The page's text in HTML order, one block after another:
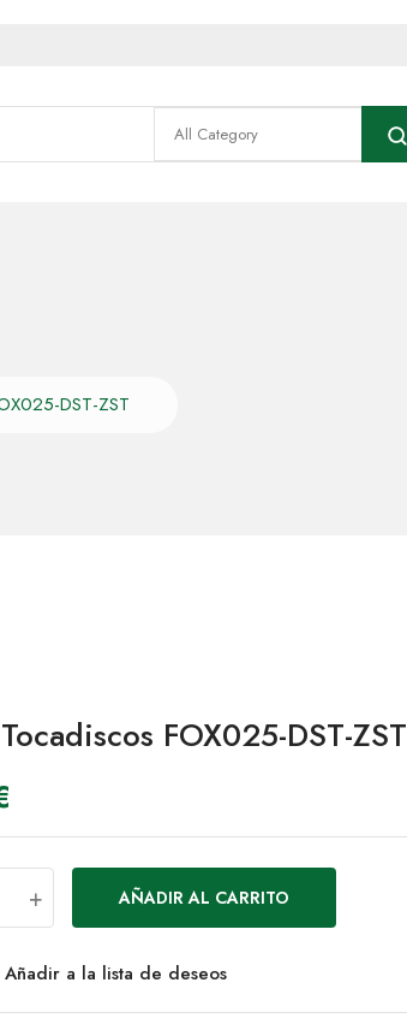
DST-ZST
FOX025-DST-ZST
+ AÑADIR AL CARRITO
Añadir a la lista de deseos